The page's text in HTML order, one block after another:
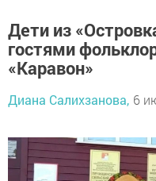
Дети из
гостями
«Каравон»
Диана Салихзанова, 6